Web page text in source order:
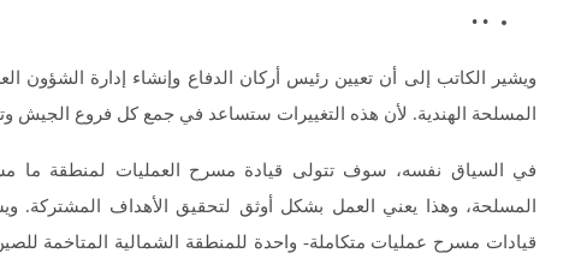
• •
ويشير الكاتب إلى أن تعيين رئيس أركان الدفاع وإنشاء إدارة
المسلحة الهندية. لأن هذه التغييرات ستساعد في جمع كل فروع الجيش
في السياق نفسه، سوف تتولى قيادة مسرح العمليات لمنطقة ما
المسلحة، وهذا يعني العمل بشكل أوثق لتحقيق الأهداف المشتركة.
قيادات مسرح عمليات متكاملة- واحدة للمنطقة الشمالية المتاخمة